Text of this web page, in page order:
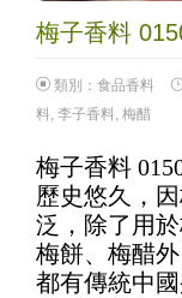
梅子香料
類別： 食品香料
料, 李子香料, 梅醋
梅子香料
歷史悠久，
泛，除了用
梅餅、梅醋
都有傳統中國